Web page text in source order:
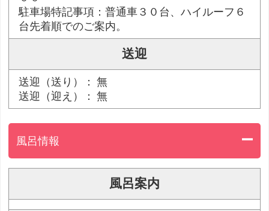
駐車場特記事項：普通車３０台、ハイルーフ６
台先着順でのご案内。
送迎
送迎（送り）： 無
送迎（迎え）： 無
風呂情報
風呂案内